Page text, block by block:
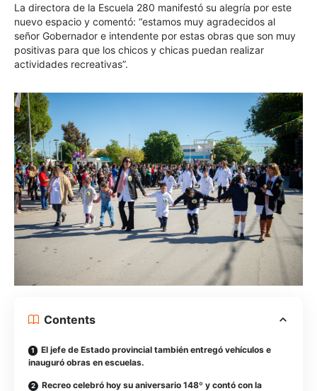
La directora de la Escuela 280 manifestó su alegría por este
nuevo espacio y comentó: “estamos muy agradecidos al
señor Gobernador e intendente por estas obras que son muy
positivas para que los chicos y chicas puedan realizar
actividades recreativas”.
Contents
El jefe de Estado provincial también entregó vehículos e
inauguró obras en escuelas.
Recreo celebró hoy su aniversario 148º y contó con la